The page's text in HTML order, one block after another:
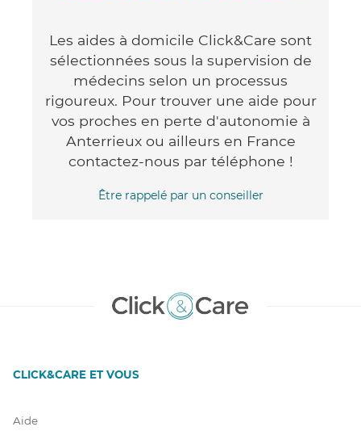
Les aides à domicile Click&Care sont
sélectionnées sous la supervision de
médecins selon un processus
rigoureux. Pour trouver une aide pour
vos proches en perte d'autonomie à
Anterrieux ou ailleurs en France
contactez-nous par téléphone !
Être rappelé par un conseiller
CLICK&CARE ET VOUS
Aide